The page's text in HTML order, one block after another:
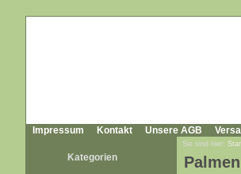
Impressum Kontakt Unsere AGB
Kategorien
Sie sind hier:
Palmen